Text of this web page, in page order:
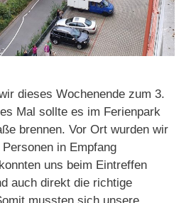
dieses Wochenende zum 3.
Mal sollte es im Ferienpark
brennen. Vor Ort wurden wir
in Empfang
uns beim Eintreffen
auch direkt die richtige